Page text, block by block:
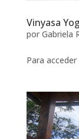
Vinyasa
por Gabriela
Para